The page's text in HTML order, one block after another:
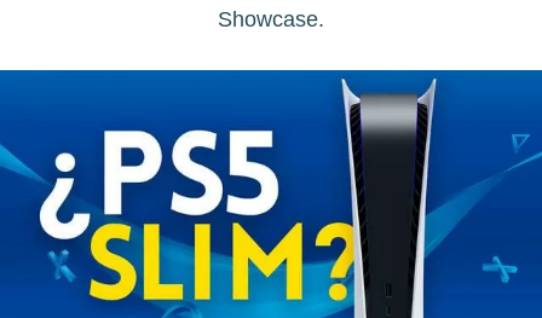
Showcase.